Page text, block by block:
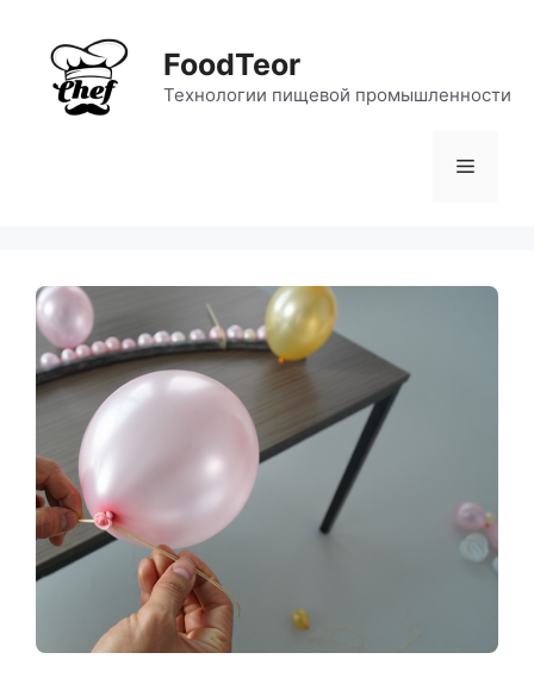
содержимому
FoodTeor
Технологии пищевой промышленности
Меню